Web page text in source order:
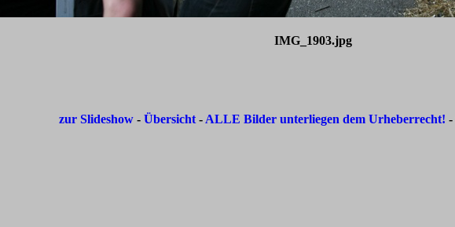
IMG_1903.jpg
zur Slideshow- Übersicht - ALLE Bilder unterliegen dem Urheberrecht! -